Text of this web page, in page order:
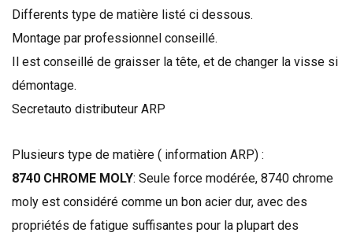
Differents type de matière listé ci dessous.
Montage par professionnel conseillé.
Il est conseillé de graisser la tête, et de changer la visse si
démontage.
Secretauto distributeur ARP
Plusieurs type de matière ( information ARP) :
8740 CHROME MOLY: Seule force modérée, 8740 chrome
moly est considéré comme un bon acier dur, avec des
propriétés de fatigue suffisantes pour la plupart des